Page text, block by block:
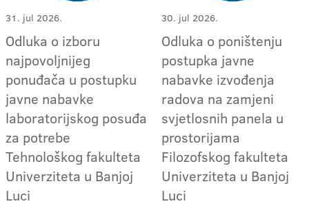
31. jul 2026.
Odluka o izboru
najpovoljnijeg
ponuđača u postupku
javne nabavke
laboratorijskog posuđa
za potrebe
Tehnološkog fakulteta
Univerziteta u Banjoj
Luci
30. jul 2026.
Odluka o poništenju
postupka javne
nabavke izvođenja
radova na zamjeni
svjetlosnih panela u
prostorijama
Filozofskog fakulteta
Univerziteta u Banjoj
Luci